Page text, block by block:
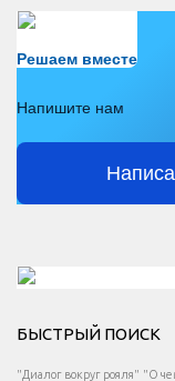
Решаем вместе
Напишите нам
Есть вопрос?
БЫСТРЫЙ ПОИСК
"Диалог вокруг рояля" "О